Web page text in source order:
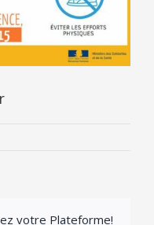
votre Plateforme!